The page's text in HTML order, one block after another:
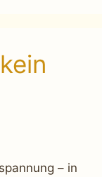
– in